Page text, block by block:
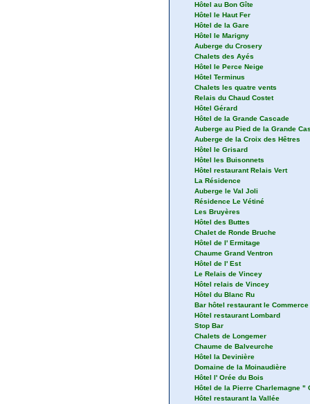
Hôtel au Bon Gîte
Hôtel le Haut Fer
Hôtel de la Gare
Hôtel le Marigny
Auberge du Crosery
Chalets des Ayés
Hôtel le Perce Neige
Hôtel Terminus
Chalets les quatre vents
Relais du Chaud Costet
Hôtel Gérard
Hôtel de la Grande Cascade
Auberge au Pied de la Grande
Auberge de la Croix des Hêtres
Hôtel le Grisard
Hôtel les Buisonnets
Hôtel restaurant Relais Vert
La Résidence
Auberge le Val Joli
Résidence Le Vétiné
Les Bruyères
Hôtel des Buttes
Chalet de Ronde Bruche
Hôtel de l' Ermitage
Chaume Grand Ventron
Hôtel de l' Est
Le Relais de Vincey
Hôtel relais de Vincey
Hôtel du Blanc Ru
Bar hôtel restaurant le Commerce
Hôtel restaurant Lombard
Stop Bar
Chalets de Longemer
Chaume de Balveurche
Hôtel la Devinière
Domaine de la Moinaudière
Hôtel l' Orée du Bois
Hôtel de la Pierre Charlemagne "
Hôtel restaurant la Vallée